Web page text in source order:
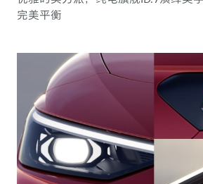
完美平衡